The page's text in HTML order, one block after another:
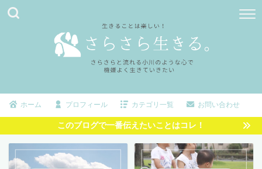
ホーム プロフィール カテゴリ一覧 お問い合わせ
このブログで一番伝えたいことはコレ！